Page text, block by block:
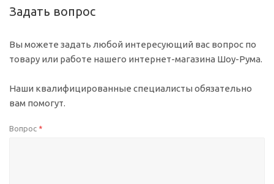
Задать вопрос
Вы можете задать любой интересующий вас вопрос по
товару или работе нашего интернет-магазина Шоу-Рума.
Наши квалифицированные специалисты обязательно
вам помогут.
Вопрос *